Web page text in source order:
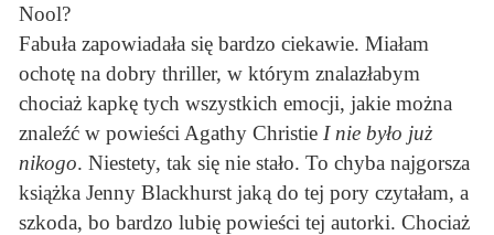
Nool?
Fabuła zapowiadała się bardzo ciekawie. Miałam
ochotę na dobry thriller, w którym znalazłabym
chociaż kapkę tych wszystkich emocji, jakie można
znaleźć w powieści Agathy Christie I nie było już
nikogo. Niestety, tak się nie stało. To chyba najgorsza
książka Jenny Blackhurst jaką do tej pory czytałam, a
szkoda, bo bardzo lubię powieści tej autorki. Chociaż